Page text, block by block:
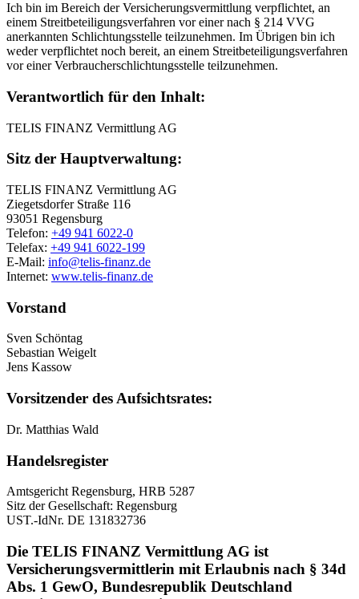
Ich bin im Bereich der Versicherungsvermittlung verpflichtet, an
einem Streitbeteiligungsverfahren vor einer nach § 214 VVG
anerkannten Schlichtungsstelle teilzunehmen. Im Übrigen bin ich
weder verpflichtet noch bereit, an einem Streitbeteiligungsverfahren
vor einer Verbraucherschlichtungsstelle teilzunehmen.
Verantwortlich für den Inhalt:
TELIS FINANZ Vermittlung AG
Sitz der Hauptverwaltung:
TELIS FINANZ Vermittlung AG
Ziegetsdorfer Straße 116
93051 Regensburg
Telefon: +49 941 6022-0
Telefax: +49 941 6022-199
E-Mail: info@telis-finanz.de
Internet: www.telis-finanz.de
Vorstand
Sven Schöntag
Sebastian Weigelt
Jens Kassow
Vorsitzender des Aufsichtsrates:
Dr. Matthias Wald
Handelsregister
Amtsgericht Regensburg, HRB 5287
Sitz der Gesellschaft: Regensburg
UST.-IdNr. DE 131832736
Die TELIS FINANZ Vermittlung AG ist
Versicherungsvermittlerin mit Erlaubnis nach § 34d
Abs. 1 GewO, Bundesrepublik Deutschland